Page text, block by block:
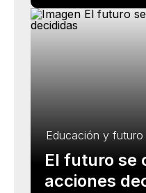
Educación y futuro
El futuro se
acciones